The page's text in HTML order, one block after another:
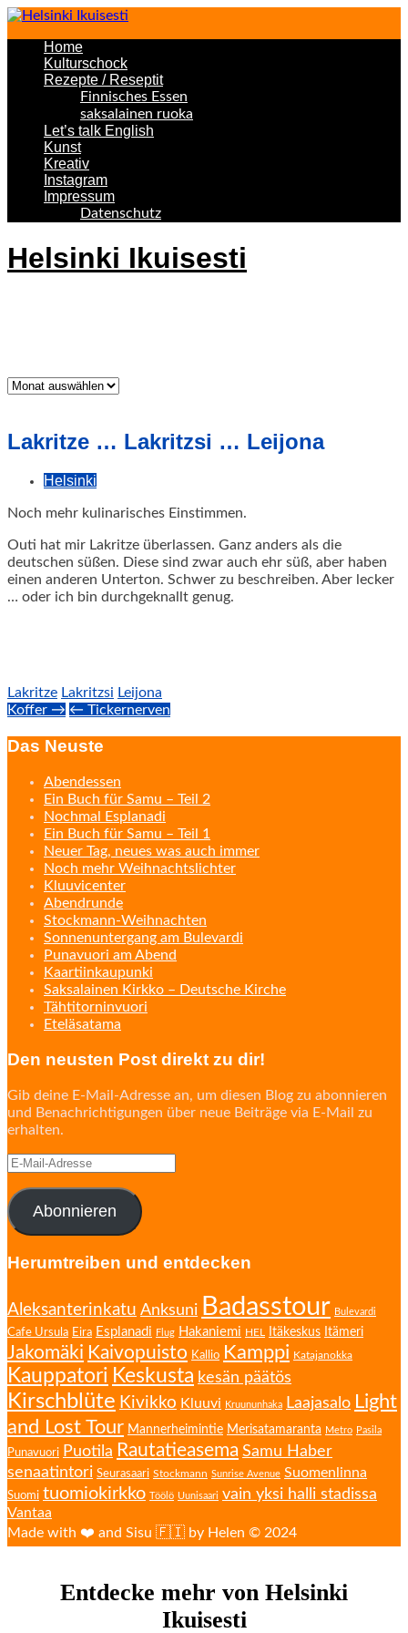
Home
Kulturschock
Rezepte / Reseptit
Finnisches Essen
saksalainen ruoka
Let’s talk English
Kunst
Kreativ
Instagram
Impressum
Datenschutz
Helsinki Ikuisesti
Was
Lakritze … Lakritzsi … Leijona
Helsinki
Noch mehr kulinarisches Einstimmen.
Outi hat mir Lakritze überlassen. Ganz anders als die
deutschen süßen. Diese sind zwar auch ehr süß, aber haben
einen anderen Unterton. Schwer zu beschreiben. Aber lecker
… oder ich bin durchgeknallt genug.
Lakritze Lakritzsi Leijona
Post
navigation
Koffer → ← Tickernerven
Das Neuste
Abendessen
Ein Buch für Samu – Teil 2
Nochmal Esplanadi
Ein Buch für Samu – Teil 1
Neuer Tag, neues was auch immer
Noch mehr Weihnachtslichter
Kluuvicenter
Abendrunde
Stockmann-Weihnachten
Sonnenuntergang am Bulevardi
Punavuori am Abend
Kaartiinkaupunki
Saksalainen Kirkko – Deutsche Kirche
Tähtitorninvuori
Eteläsatama
Den neusten Post direkt zu dir!
Gib deine E-Mail-Adresse an, um diesen Blog zu abonnieren
und Benachrichtigungen über neue Beiträge via E-Mail zu
erhalten.
E-
Adresse
Abonnieren
Herumtreiben und entdecken
Aleksanterinkatu Anksuni Badasstour Bulevardi
Cafe Ursula Eira Esplanadi Flug Hakaniemi HEL Itäkeskus Itämeri
Jakomäki Kaivopuisto Kallio Kamppi Katajanokka
Kauppatori Keskusta kesän päätös
Kirschblüte Kivikko Kluuvi Kruununhaka Laajasalo Light
and Lost Tour Mannerheimintie Merisatamaranta Metro Pasila
Punavuori Puotila Rautatieasema Samu Haber
senaatintori Seurasaari Stockmann Sunrise Avenue Suomenlinna
Suomi tuomiokirkko Töölö Uunisaari vain yksi halli stadissa
Vantaa
Made with ❤️ and Sisu 🇫🇮 by Helen © 2024
Entdecke mehr von Helsinki
Ikuisesti